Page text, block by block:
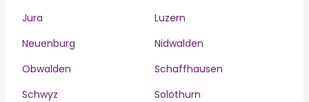
Jura
Luzern
Neuenburg
Nidwalden
Obwalden
Schaffhausen
Schwyz
Solothurn